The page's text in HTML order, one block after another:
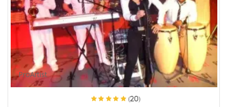
ProArtist
(20)